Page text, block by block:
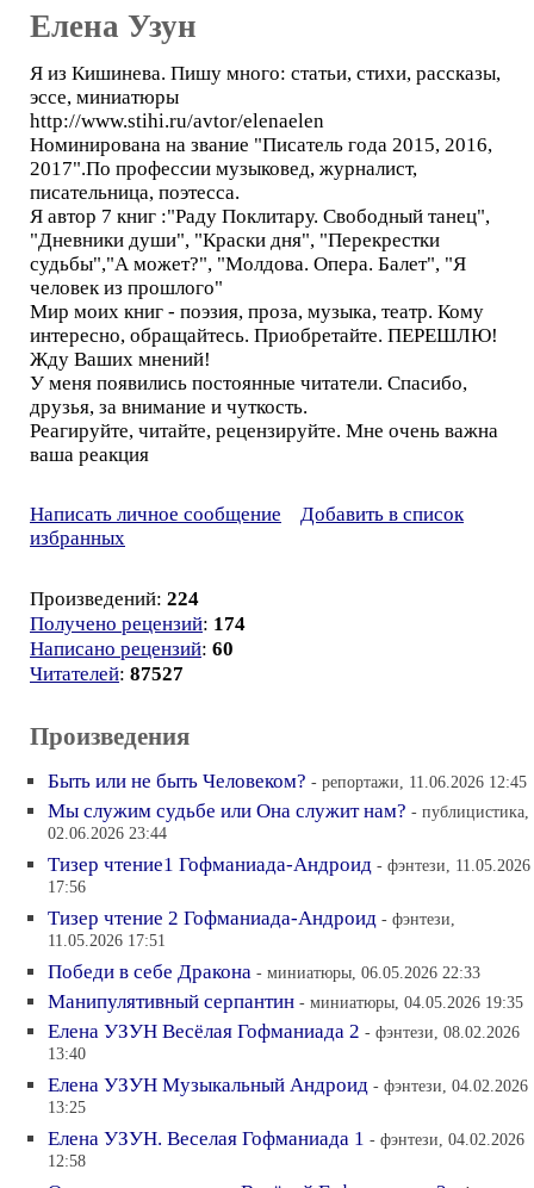
Елена Узун
Я из Кишинева. Пишу много: статьи, стихи, рассказы,
эссе, миниатюры
http://www.stihi.ru/avtor/elenaelen
Номинирована на звание "Писатель года 2015, 2016,
2017".По профессии музыковед, журналист,
писательница, поэтесса.
Я автор 7 книг :"Раду Поклитару. Свободный танец",
"Дневники души", "Краски дня", "Перекрестки
судьбы","А может?", "Молдова. Опера. Балет", "Я
человек из прошлого"
Мир моих книг - поэзия, проза, музыка, театр. Кому
интересно, обращайтесь. Приобретайте. ПЕРЕШЛЮ!
Жду Ваших мнений!
У меня появились постоянные читатели. Спасибо,
друзья, за внимание и чуткость.
Реагируйте, читайте, рецензируйте. Мне очень важна
ваша реакция
Написать личное сообщение
Добавить в список
избранных
Произведений: 224
Получено рецензий: 174
Написано рецензий: 60
Читателей: 87527
Произведения
Быть или не быть Человеком? - репортажи, 11.06.2026 12:45
Мы служим судьбе или Она служит нам? - публицистика,
02.06.2026 23:44
Тизер чтение1 Гофманиада-Андроид - фэнтези, 11.05.2026
17:56
Тизер чтение 2 Гофманиада-Андроид - фэнтези,
11.05.2026 17:51
Победи в себе Дракона - миниатюры, 06.05.2026 22:33
Манипулятивный серпантин - миниатюры, 04.05.2026 19:35
Елена УЗУН Весёлая Гофманиада 2 - фэнтези, 08.02.2026
13:40
Елена УЗУН Музыкальный Андроид - фэнтези, 04.02.2026
13:25
Елена УЗУН. Веселая Гофманиада 1 - фэнтези, 04.02.2026
12:58